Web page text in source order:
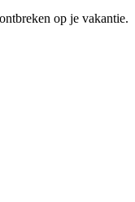
op je vakantie.